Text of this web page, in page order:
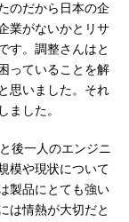
のだから日本の企
業がないかとリサ
す。調整さんはと
っていることを解
思いました。それ
ました。
後一人のエンジニ
模や現状について
製品にとても強い
は情熱が大切だと